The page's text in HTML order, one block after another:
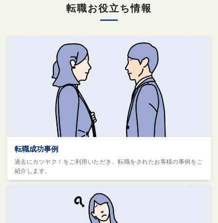
転職お役立ち情報
転職成功事例
過去にカツヤク！をご利用いただき、転職をされたお客様の事例をご
紹介します。